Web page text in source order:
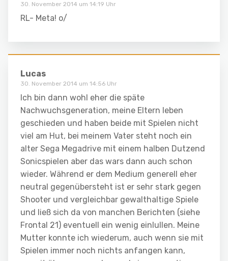
30. November 2014 um 14:19 Uhr
RL- Meta! o/
Lucas
30. November 2014 um 14:56 Uhr
Ich bin dann wohl eher die späte
Nachwuchsgeneration, meine Eltern leben
geschieden und haben beide mit Spielen nicht
viel am Hut, bei meinem Vater steht noch ein
alter Sega Megadrive mit einem halben Dutzend
Sonicspielen aber das wars dann auch schon
wieder. Während er dem Medium generell eher
neutral gegenübersteht ist er sehr stark gegen
Shooter und vergleichbar gewalthaltige Spiele
und ließ sich da von manchen Berichten (siehe
Frontal 21) eventuell ein wenig einlullen. Meine
Mutter konnte ich wiederum, auch wenn sie mit
Spielen immer noch nichts anfangen kann,